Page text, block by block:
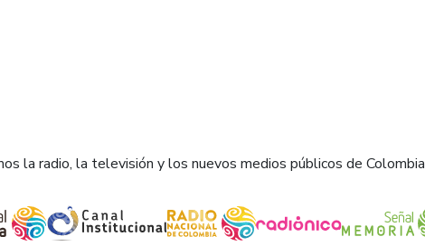
la radio, la televisión y los nuevos medios públicos de Colombia